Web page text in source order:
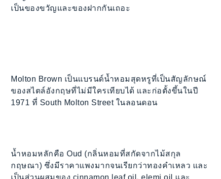
เป็นของขวัญและของฝากกันเถอะ
Molton Brown เป็นแบรนด์น้ำหอมสุดหรูที่เป็นสัญลักษณ์
ของสไตล์อังกฤษที่ไม่มีใครเทียบได้ และก่อตั้งขึ้นในปี
1971 ที่ South Molton Street ในลอนดอน
น้ำหอมหลักคือ Oud (กลิ่นหอมที่สกัดจากไม้สกุล
กฤษณา) ซึ่งมีราคาแพงมากจนเรียกว่าทองคำเหลว และ
เป็นส่วนผสมของ cinnamon leaf oil, elemi oil และ